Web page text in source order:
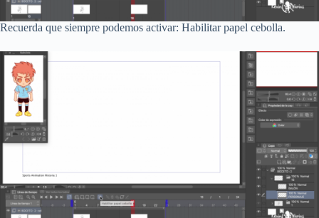
Recuerda que siempre podemos activar: Habilitar papel cebolla.